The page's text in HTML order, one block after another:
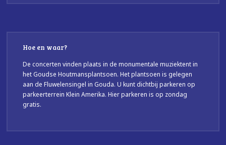
Hoe en waar?
De concerten vinden plaats in de monumentale muziektent in
het Goudse Houtmansplantsoen. Het plantsoen is gelegen
aan de Fluwelensingel in Gouda. U kunt dichtbij parkeren op
parkeerterrein Klein Amerika. Hier parkeren is op zondag
gratis.